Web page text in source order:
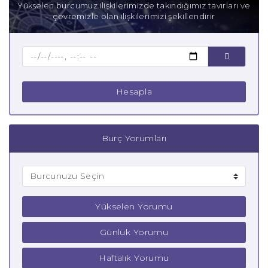
Baba Yay Burcu
Yükselen burcumuz ilişkilerimizde takındığımız tavırları ve
çevremizle olan ilişkilerimizi şekillendirir
Hesapla
Burç Yorumları
Yükselen Yorumu
Günlük Yorumu
Haftalık Yorumu